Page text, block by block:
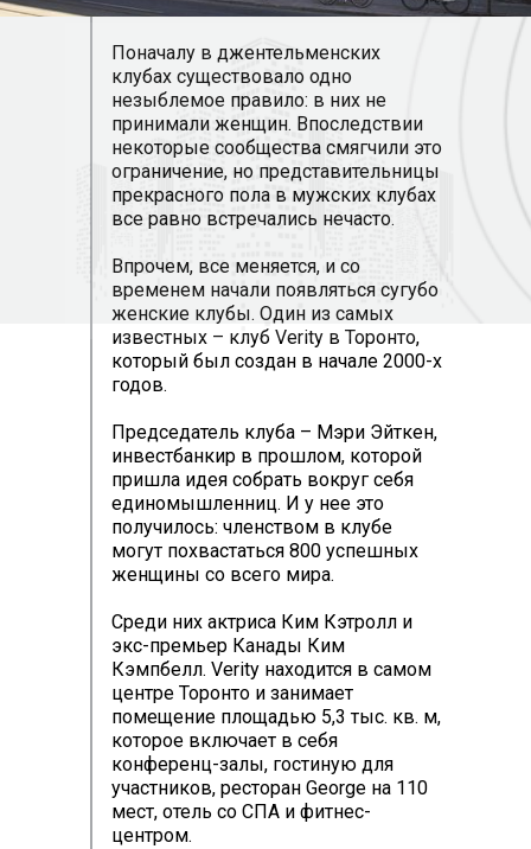
Поначалу в джентельменских
клубах существовало одно
незыблемое правило: в них не
принимали женщин. Впоследствии
некоторые сообщества смягчили это
ограничение, но представительницы
прекрасного пола в мужских клубах
все равно встречались нечасто.
Впрочем, все меняется, и со
временем начали появляться сугубо
женские клубы. Один из самых
известных – клуб Verity в Торонто,
который был создан в начале 2000-х
годов.
Председатель клуба – Мэри Эйткен,
инвестбанкир в прошлом, которой
пришла идея собрать вокруг себя
единомышленниц. И у нее это
получилось: членством в клубе
могут похвастаться 800 успешных
женщины со всего мира.
Среди них актриса Ким Кэтролл и
экс-премьер Канады Ким
Кэмпбелл. Verity находится в самом
центре Торонто и занимает
помещение площадью 5,3 тыс. кв. м,
которое включает в себя
конференц-залы, гостиную для
участников, ресторан George на 110
мест, отель со СПА и фитнес-
центром.